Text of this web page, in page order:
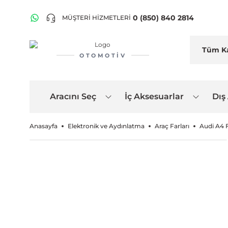
MÜŞTERİ HİZMETLERİ 0 (850) 840 2814
OTOMOTIV
Aracını Seç İç Aksesuarlar
Anasayfa Elektronik ve Aydınlatma Araç Farları Audi A4